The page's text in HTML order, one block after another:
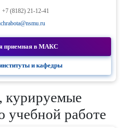
+7 (8182) 21-12-41
приемная в МАКС
и кафедры
курируемые
учебной работе